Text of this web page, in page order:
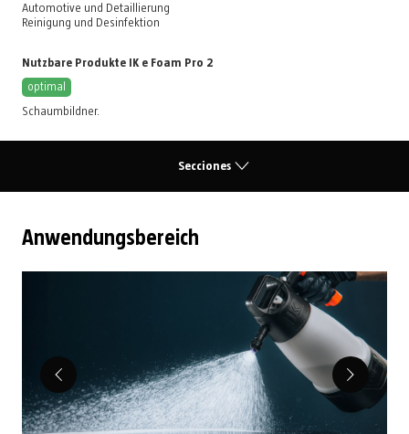
Automotive und Detaillierung
Reinigung und Desinfektion
Nutzbare Produkte IK e Foam Pro 2
optimal
Schaumbildner.
Secciones
Anwendungsbereich